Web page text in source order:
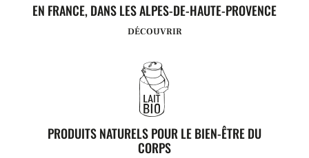
EN FRANCE, DANS LES ALPES-DE-HAUTE-PROVENCE
DÉCOUVRIR
PRODUITS NATURELS POUR LE BIEN-ÊTRE DU
CORPS